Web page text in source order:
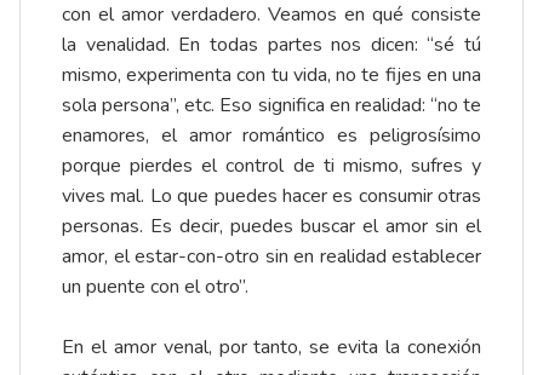
con el amor verdadero. Veamos en qué consiste
la venalidad. En todas partes nos dicen: “sé tú
mismo, experimenta con tu vida, no te fijes en una
sola persona”, etc. Eso significa en realidad: “no te
enamores, el amor romántico es peligrosísimo
porque pierdes el control de ti mismo, sufres y
vives mal. Lo que puedes hacer es consumir otras
personas. Es decir, puedes buscar el amor sin el
amor, el estar-con-otro sin en realidad establecer
un puente con el otro”.
En el amor venal, por tanto, se evita la conexión